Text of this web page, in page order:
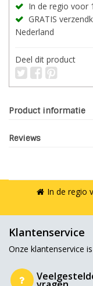
In de regio voor
GRATIS
Nederland
Deel dit product
Product informatie
Reviews
In de regio
Klantenservice
Onze klantenservice is